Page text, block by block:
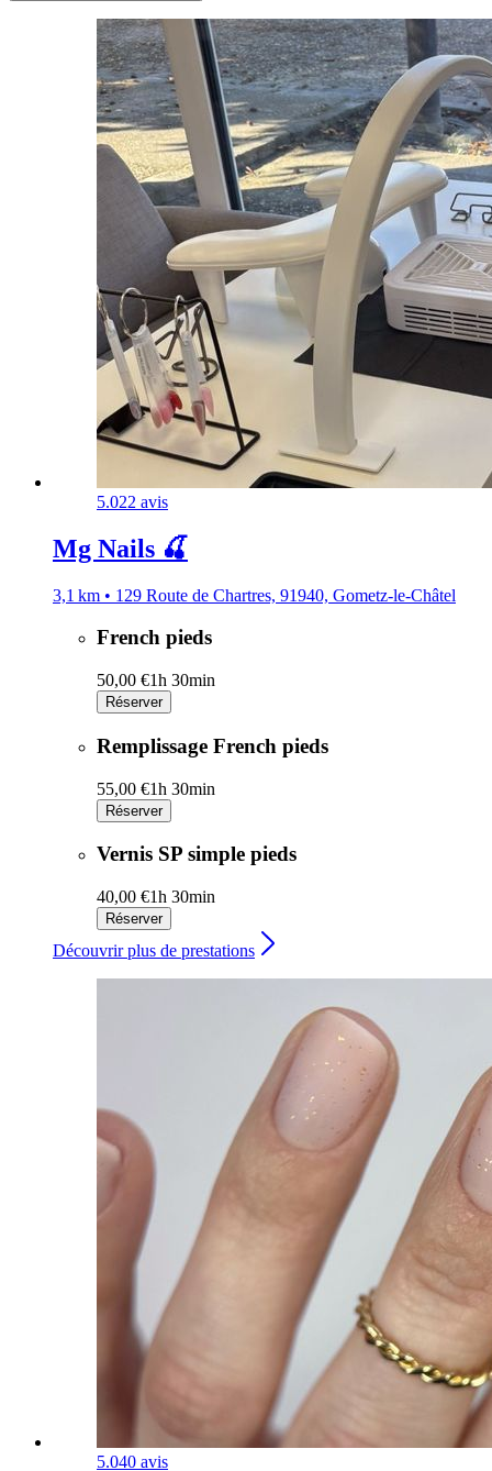
5.022 avis
Mg Nails 🍒
3,1 km • 129 Route de Chartres, 91940, Gometz-le-Châtel
French pieds
50,00 €1h 30min
Réserver
Remplissage French pieds
55,00 €1h 30min
Réserver
Vernis SP simple pieds
40,00 €1h 30min
Réserver
Découvrir plus de prestations
5.040 avis